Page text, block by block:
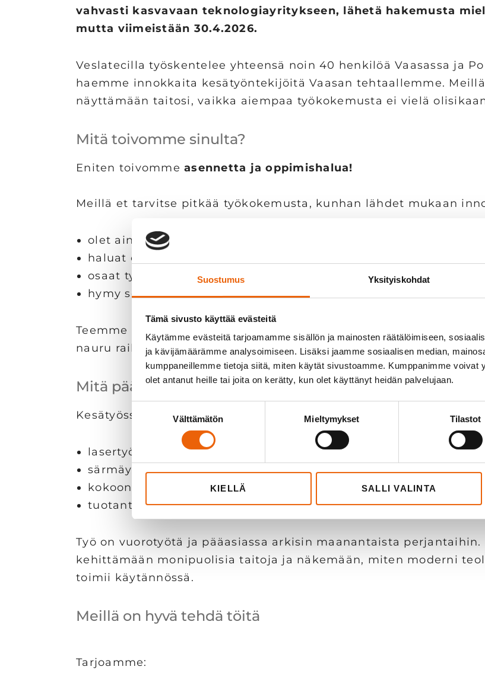
Suostumus Yksityiskohdat
Tämä sivusto käyttää evästeitä
Käytämme evästeitä tarjoamamme sisällön ja mainosten räätälöimiseen,
ja kävijämäärämme analysoimiseen. Lisäksi jaamme sosiaalisen median,
kumppaneillemme tietoja siitä, miten käytät sivustoamme. Kumppanimme voivat
olet antanut heille tai joita on kerätty, kun olet käyttänyt heidän palvelujaan.
valinta
Välttämätön Mieltymykset Tilastot
KIELLÄ SALLI VALINTA
vahvasti kasvavaan teknologiayritykseen, lähetä hakemusta
mutta viimeistään 30.4.2026.
Veslatecilla työskentelee yhteensä noin 40 henkilöä Vaasassa ja
haemme innokkaita kesätyöntekijöitä Vaasan tehtaallemme.
näyttämään taitosi, vaikka aiempaa työkokemusta ei vielä
Mitä toivomme sinulta?
Eniten toivomme asennetta ja oppimishalua!
Meillä et tarvitse pitkää työkokemusta, kunhan lähdet mukaan
olet ainakin16-vuotias
haluat oppia ja kehittää itseäsi
osaat työskennellä tiimissä, mutta otat myös vastuuta
hymy sekä rento ja rehti asenne tekevät sinusta parhaan
Teemme töitä tosissaan, mutta emme ryppyotsaisesti. Meillä hymy
nauru raikua.
Mitä pääset tekemään Veslatecillä?
Kesätyössäsi voit päästä mukaan esimerkiksi:
lasertyöstön töihin
särmäykseen ja jälkityöstöön
kokoonpanoon ja hitsaukseen
tuotantoprosessin eri vaiheisiin
Työ on vuorotyötä ja pääasiassa arkisin maanantaista perjantaihin.
kehittämään monipuolisia taitoja ja näkemään, miten moderni
toimii käytännössä.
Meillä on hyvä tehdä töitä
Tarjoamme: